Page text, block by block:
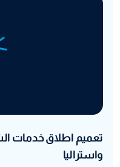
تعميم اطلاق خدمات
واستراليا